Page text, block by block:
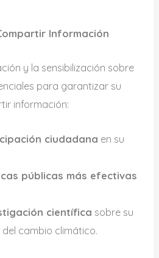
Información
y la sensibilización sobre
para garantizar su
información:
ciudadana en su
públicas más efectivas
científica sobre su
cambio climático.